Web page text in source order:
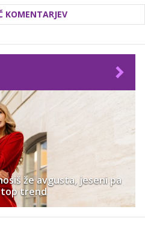
KOMENTARJEV
že avgusta, jeseni pa
trend